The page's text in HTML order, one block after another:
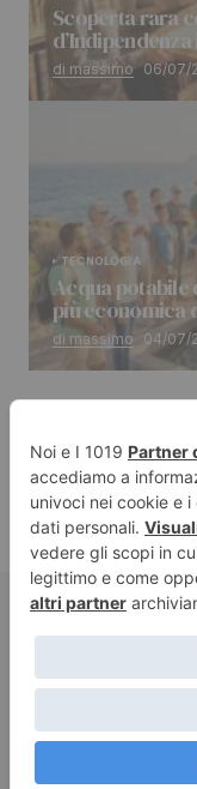
Scoperta rara
d’Indipendenza
di massimo 06/07/
TECNOLOGIA
Acqua potabile
più economica
di massimo 04/07/
© 2024 Golden